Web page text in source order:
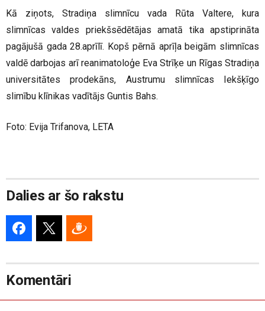
Kā ziņots, Stradiņa slimnīcu vada Rūta Valtere, kura
slimnīcas valdes priekšsēdētājas amatā tika apstiprināta
pagājušā gada 28.aprīlī. Kopš pērnā aprīļa beigām slimnīcas
valdē darbojas arī reanimatoloģe Eva Strīķe un Rīgas Stradiņa
universitātes prodekāns, Austrumu slimnīcas Iekšķīgo
slimību klīnikas vadītājs Guntis Bahs.
Foto: Evija Trifanova, LETA
Dalies ar šo rakstu
Komentāri